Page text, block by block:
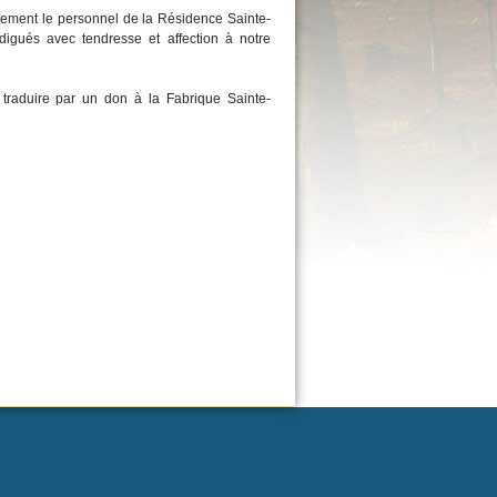
le personnel de la Résidence Sainte-
avec tendresse et affection à notre
par un don à la Fabrique Sainte-